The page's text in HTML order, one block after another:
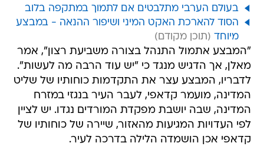
בעולם הערבי מתלבטים אם לתמוך במתקפה בלוב
הסוד להארכת האקט המיני ושיפור ההנאה - במבצע
מיוחד
"המבצע אתמול התנהל בצורה משביעת רצון", אמר
מאלן, אך הדגיש מנגד כי "יש עוד הרבה מה לעשות".
לדבריו, המבצע עצר את התקדמות כוחותיו של שליט
המדינה, מועמר קדאפי, לעבר העיר בנגזי במזרח
המדינה, שבה יושבת מפקדת המורדים נגדו. יש לציין
לפי העדויות המגיעות מהאזור, שיירה של כוחותיו של
קדאפי אכן הושמדה הלילה בדרכה לעיר.